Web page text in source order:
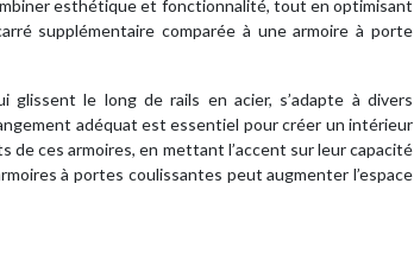
esthétique et fonctionnalité, tout en optimisant
supplémentaire comparée à une armoire à porte
le long de rails en acier, s’adapte à divers
adéquat est essentiel pour créer un intérieur
ces armoires, en mettant l’accent sur leur capacité
à portes coulissantes peut augmenter l’espace